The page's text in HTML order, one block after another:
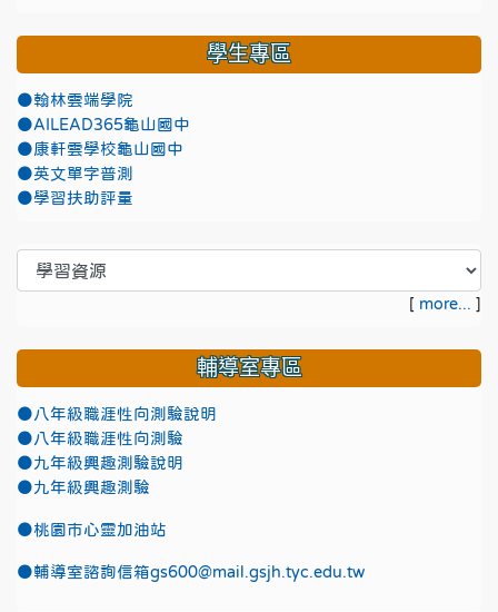
學生專區
●翰林雲端學院
●AILEAD365龜山國中
●康軒雲學校龜山國中
●英文單字普測
●學習扶助評量
[ more... ]
輔導室專區
●八年級職涯性向測驗說明
●八年級職涯性向測驗
●九年級興趣測驗說明
●九年級興趣測驗
●桃園市心靈加油站
●輔導室諮詢信箱gs600@mail.gsjh.tyc.edu.tw